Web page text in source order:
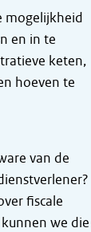
mogelijkheid
en in te
keten,
hoeven te
van de
fiscale
we die